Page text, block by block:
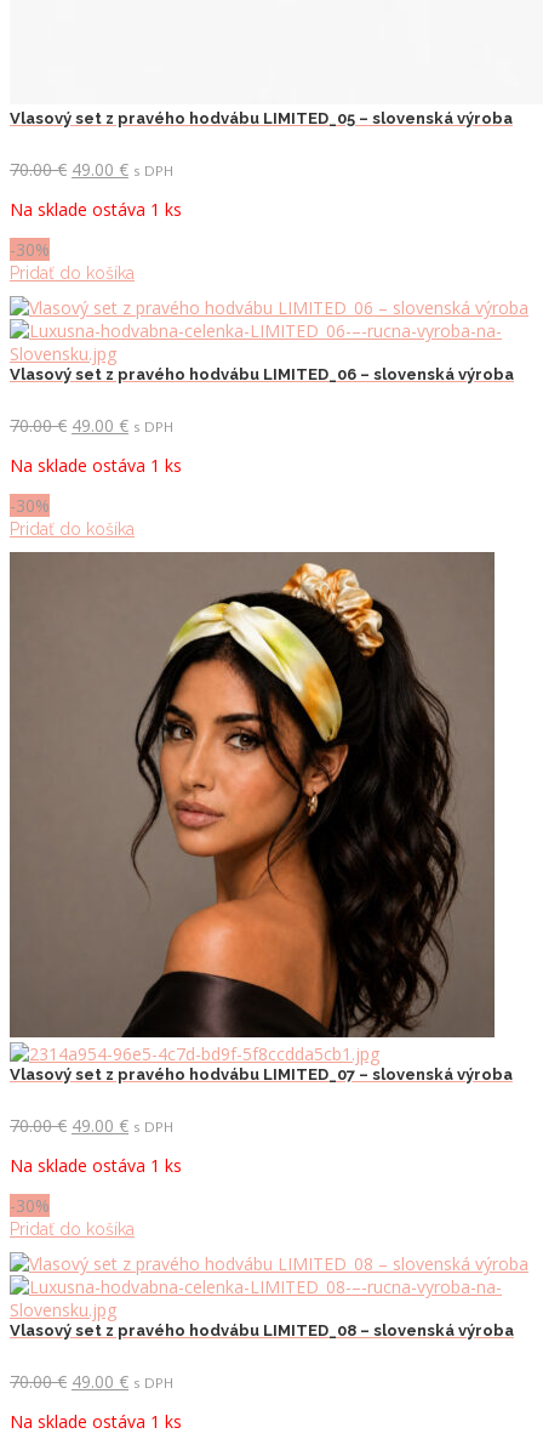
Vlasový set z pravého hodvábu LIMITED_05 – slovenská výroba
70.00€ Pôvodná
bola:
49.00 €Aktuálna
je:
s DPH
Na sklade ostáva 1 ks
-30%
Pridať do košíka
Vlasový set z pravého hodvábu LIMITED_06 – slovenská výroba
70.00€ Pôvodná
bola:
49.00 €Aktuálna
je:
s DPH
Na sklade ostáva 1 ks
-30%
Pridať do košíka
Vlasový set z pravého hodvábu LIMITED_07 – slovenská výroba
70.00€ Pôvodná
bola:
49.00 €Aktuálna
je:
s DPH
Na sklade ostáva 1 ks
-30%
Pridať do košíka
Vlasový set z pravého hodvábu LIMITED_08 – slovenská výroba
70.00€ Pôvodná
bola:
49.00 €Aktuálna
je:
s DPH
Na sklade ostáva 1 ks